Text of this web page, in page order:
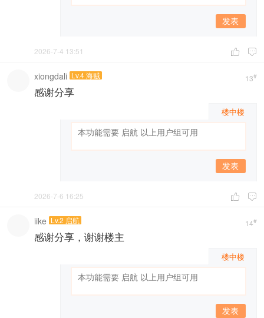
发表
 
2026-7-4 13:51
13#
xiongdali Lv.4 海贼
感谢分享
楼中楼
发表
 
2026-7-6 16:25
14#
iike Lv.2 启航
感谢分享，谢谢楼主
楼中楼
发表